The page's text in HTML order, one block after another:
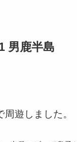
男鹿半島
遊しました。